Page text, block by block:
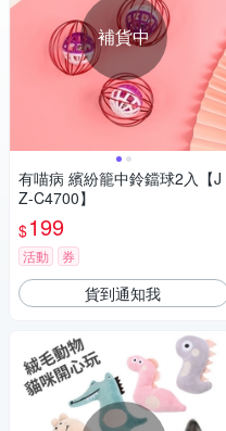
補貨中
有喵病 繽紛籠中鈴鐺球2入【J
Z-C4700】
$199
活動 券
貨到通知我